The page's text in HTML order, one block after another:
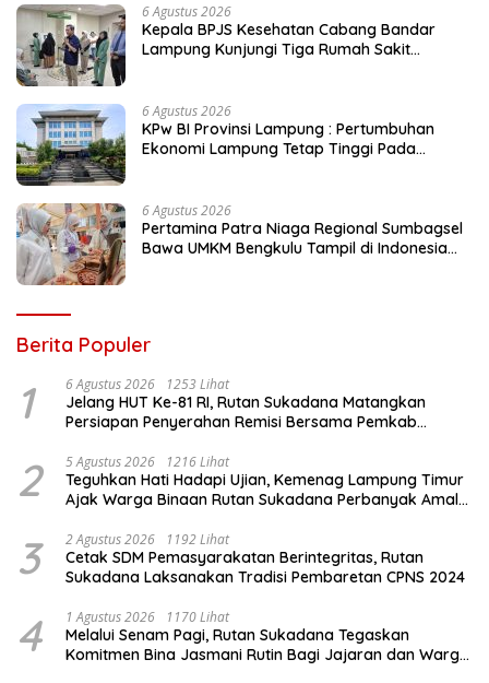
6 Agustus 2026
Kepala BPJS Kesehatan Cabang Bandar
Lampung Kunjungi Tiga Rumah Sakit
6 Agustus 2026
KPw BI Provinsi Lampung : Pertumbuhan
Ekonomi Lampung Tetap Tinggi Pada
6 Agustus 2026
Pertamina Patra Niaga Regional Sumbagsel
Bawa UMKM Bengkulu Tampil di Indonesia
Berita Populer
1 6 Agustus 2026 1253 Lihat
Jelang HUT Ke-81 RI, Rutan Sukadana Matangkan
Persiapan Penyerahan Remisi Bersama Pemkab
2 5 Agustus 2026 1216 Lihat
Teguhkan Hati Hadapi Ujian, Kemenag Lampung Timur
Ajak Warga Binaan Rutan Sukadana Perbanyak Amal
3 2 Agustus 2026 1192 Lihat
Cetak SDM Pemasyarakatan Berintegritas, Rutan
Sukadana Laksanakan Tradisi Pembaretan CPNS 2024
4 1 Agustus 2026 1170 Lihat
Melalui Senam Pagi, Rutan Sukadana Tegaskan
Komitmen Bina Jasmani Rutin Bagi Jajaran dan Warga